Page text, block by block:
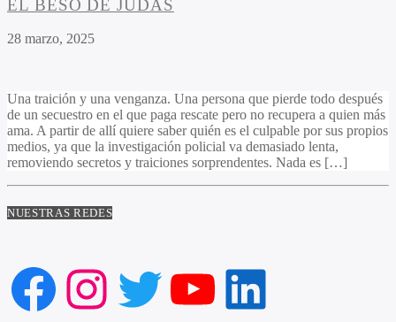
EL BESO DE JUDAS
28 marzo, 2025
Una traición y una venganza. Una persona que pierde todo después
de un secuestro en el que paga rescate pero no recupera a quien más
ama. A partir de allí quiere saber quién es el culpable por sus propios
medios, ya que la investigación policial va demasiado lenta,
removiendo secretos y traiciones sorprendentes. Nada es […]
NUESTRAS REDES
Facebook
Instagram
Twitter
YouTube
LinkedIn